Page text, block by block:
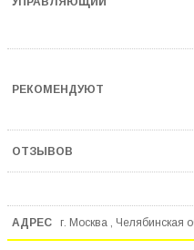
г. Москва , Челябинская